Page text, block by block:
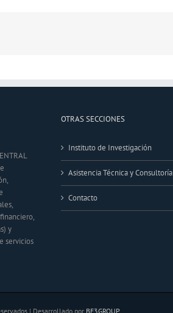
y
servicios
OTRAS SECCIONES
Instituto de Investigación
Asistencia Técnica y Consultoría
Contacto
| Desarrollado por BE3GROUP